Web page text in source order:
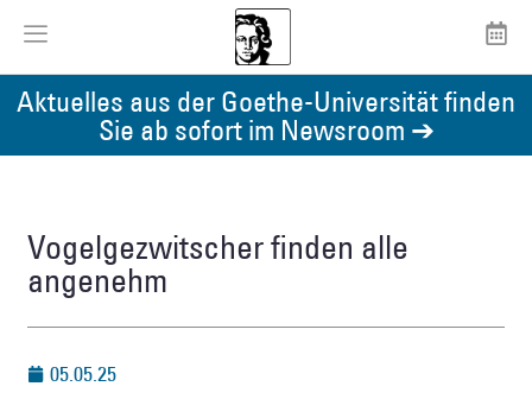
Aktuelles aus der Goethe-Universität finden
Sie ab sofort im Newsroom ➔
Vogelgezwitscher finden alle
angenehm
05.05.25